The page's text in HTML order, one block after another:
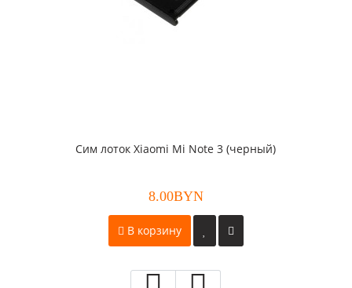
Сим лоток Xiaomi Mi Note 3 (черный)
8.00BYN
В корзину